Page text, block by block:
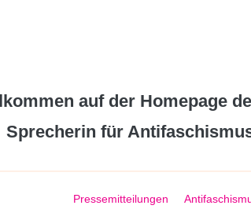
auf der Homepage
Sprecherin für
Pressemitteilungen